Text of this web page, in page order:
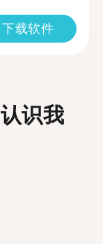
下载软件
识我